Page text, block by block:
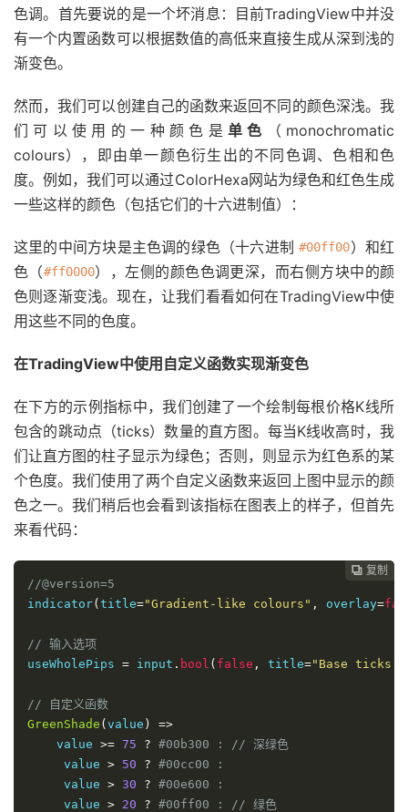
色调。首先要说的是一个坏消息：目前TradingView中并没
有一个内置函数可以根据数值的高低来直接生成从深到浅的
渐变色。
然而，我们可以创建自己的函数来返回不同的颜色深浅。我
们可以使用的一种颜色是 单色
（monochromatic
colours），即由单一颜色衍生出的不同色调、色相和色
度。例如，我们可以通过ColorHexa网站为绿色和红色生成
一些这样的颜色（包括它们的十六进制值）：
这里的中间方块是主色调的绿色（十六进制#00ff00）和红
色（#ff0000），左侧的颜色色调更深，而右侧方块中的颜
色则逐渐变浅。现在，让我们看看如何在TradingView中使
用这些不同的色度。
在TradingView中使用自定义函数实现渐变色
在下方的示例指标中，我们创建了一个绘制每根价格K线所
包含的跳动点（ticks）数量的直方图。每当K线收高时，我
们让直方图的柱子显示为绿色；否则，则显示为红色系的某
个色度。我们使用了两个自定义函数来返回上图中显示的颜
色之一。我们稍后也会看到该指标在图表上的样子，但首先
来看代码：
 复制
 复制
 复制
 复制
 复制
 复制
 复制
 复制
 复制
 复制
 复制
 复制
 复制
 复制
 复制
//@version=5
indicator( title="Gradient-like colours" , overlay=
// 输入选项
useWholePips = input . bool ( false , title="Base ticks
// 自定义函数
GreenShade ( value )
=>
    value
>= 75 ? #00b300 : // 深绿色
     value
> 50 ? #00cc00 :
     value
> 30 ? #00e600 :
     value
> 20 ? #00ff00 : // 绿色